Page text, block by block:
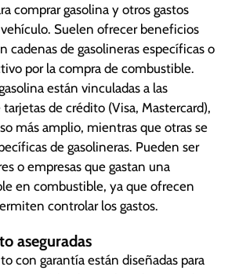
comprar gasolina y otros gastos
Suelen ofrecer beneficios
cadenas de gasolineras específicas o
por la compra de combustible.
están vinculadas a las
de crédito (Visa, Mastercard),
más amplio, mientras que otras se
de gasolineras. Pueden ser
o empresas que gastan una
en combustible, ya que ofrecen
controlar los gastos.
aseguradas
con garantía están diseñadas para